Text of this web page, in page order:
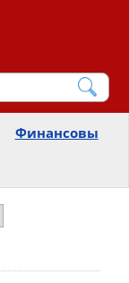
Финансовы